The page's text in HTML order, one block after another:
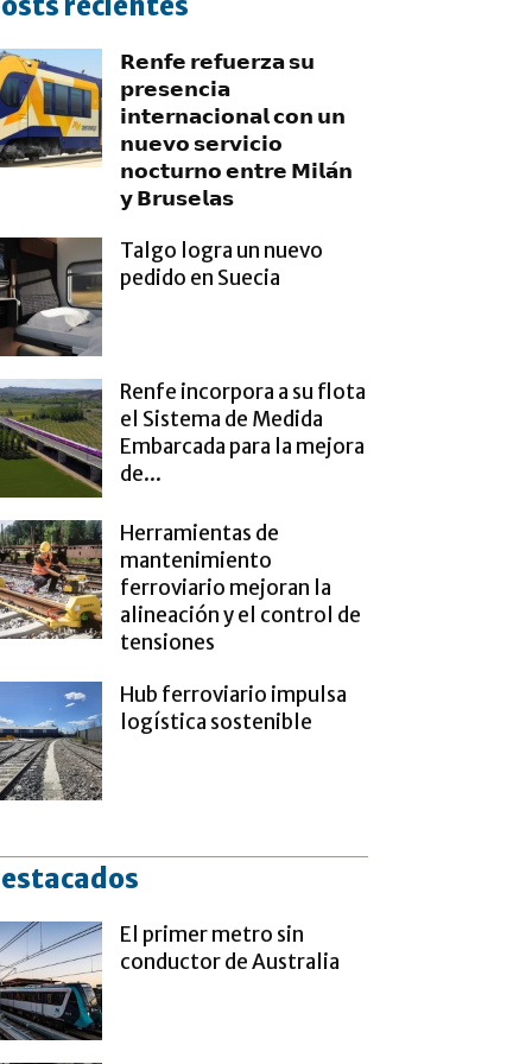
𝗥𝗲𝗻𝗳𝗲 𝗿𝗲𝗳𝘂𝗲𝗿𝘇𝗮 𝘀𝘂
𝗽𝗿𝗲𝘀𝗲𝗻𝗰𝗶𝗮
𝗶𝗻𝘁𝗲𝗿𝗻𝗮𝗰𝗶𝗼𝗻𝗮𝗹 𝗰𝗼𝗻 𝘂𝗻
𝗻𝘂𝗲𝘃𝗼 𝘀𝗲𝗿𝘃𝗶𝗰𝗶𝗼
𝗻𝗼𝗰𝘁𝘂𝗿𝗻𝗼 𝗲𝗻𝘁𝗿𝗲 𝗠𝗶𝗹𝗮́𝗻
𝘆 𝗕𝗿𝘂𝘀𝗲𝗹𝗮𝘀
Talgo logra un nuevo
pedido en Suecia
Renfe incorpora a su flota
el Sistema de Medida
Embarcada para la mejora
de...
Herramientas de
mantenimiento
ferroviario mejoran la
alineación y el control de
tensiones
Hub ferroviario impulsa
logística sostenible
El primer metro sin
conductor de Australia